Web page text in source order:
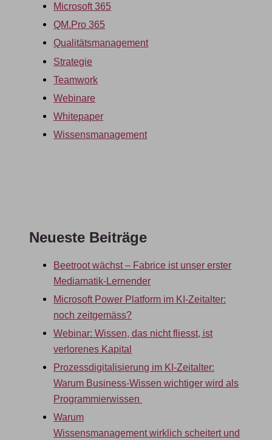
Microsoft 365
QM.Pro 365
Qualitätsmanagement
Strategie
Teamwork
Webinare
Whitepaper
Wissensmanagement
Neueste Beiträge
Beetroot wächst – Fabrice ist unser erster
Mediamatik-Lernender
Microsoft Power Platform im KI-Zeitalter:
noch zeitgemäss?
Webinar: Wissen, das nicht fliesst, ist
verlorenes Kapital
Prozessdigitalisierung im KI-Zeitalter:
Warum Business-Wissen wichtiger wird als
Programmierwissen
Warum
Wissensmanagement wirklich scheitert und